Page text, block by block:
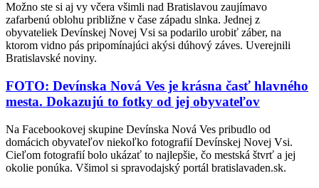
Možno ste si aj vy včera všimli nad Bratislavou zaujímavo
zafarbenú oblohu približne v čase západu slnka. Jednej z
obyvateliek Devínskej Novej Vsi sa podarilo urobiť záber, na
ktorom vidno pás pripomínajúci akýsi dúhový záves. Uverejnili
Bratislavské noviny.
FOTO: Devínska Nová Ves je krásna časť hlavného
mesta. Dokazujú to fotky od jej obyvateľov
Na Facebookovej skupine Devínska Nová Ves pribudlo od
domácich obyvateľov niekoľko fotografií Devínskej Novej Vsi.
Cieľom fotografií bolo ukázať to najlepšie, čo mestská štvrť a jej
okolie ponúka. Všimol si spravodajský portál bratislavaden.sk.